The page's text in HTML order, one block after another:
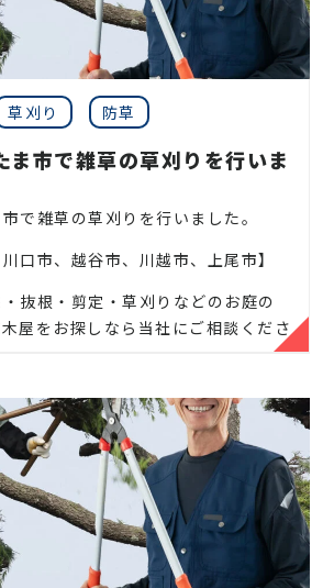
、マンション、アパートなどの庭
年間管理なども対応しております
わせください！
キ、くろがねもち、もみの木、どん
の木、オリーブ、もみじ、柿の木、
ルーアイス、クチナシ、ナンテン、
、ケヤキ、コノデカシワ、マキの
クレスト、アオハダ、いちじく、椰
ンアカシア、紅葉、シマトネリコ、
ナミズキ、ジューンベリー、ヤマボ
花梨、クロガネモチ、ベニカナメ、
ノキ、つつじ、コデマリ
草刈り 防草
ま市で雑草の草刈りを行いま
で雑草の草刈りを行いました。
川口市、越谷市、川越市、上尾市】
抜根・剪定・草刈りなどのお庭の
屋をお探しなら当社にご相談くださ
はもちろんのこと、外構工事やエク
自社で一気通貫で行っております。
すので、お庭のことなら当社にお気
い！
お悩みに全力でご対応させて頂き